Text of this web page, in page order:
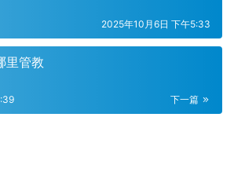
2025年10月6日 下午5:33
里管教
下一篇